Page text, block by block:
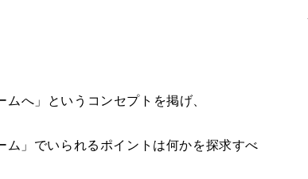
へ」
というコンセプトを掲げ、
」 でいられるポイントは何かを探求すべ